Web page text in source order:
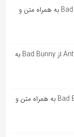
آهنگ اسپانیایی Andrea از Bad Bunny به همراه متن و
آهنگ اسپانیایی Antes que se acabe از Bad Bunny به
آهنگ اسپانیایی BOKeTE از Bad Bunny به همراه متن و